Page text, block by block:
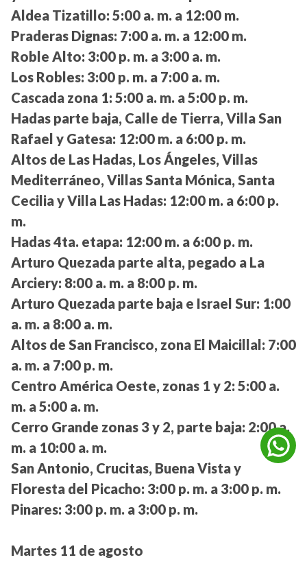
Aldea Tizatillo: 5:00 a. m. a 12:00 m.
Praderas Dignas: 7:00 a. m. a 12:00 m.
Roble Alto: 3:00 p. m. a 3:00 a. m.
Los Robles: 3:00 p. m. a 7:00 a. m.
Cascada zona 1: 5:00 a. m. a 5:00 p. m.
Hadas parte baja, Calle de Tierra, Villa San
Rafael y Gatesa: 12:00 m. a 6:00 p. m.
Altos de Las Hadas, Los Ángeles, Villas
Mediterráneo, Villas Santa Mónica, Santa
Cecilia y Villa Las Hadas: 12:00 m. a 6:00 p.
m.
Hadas 4ta. etapa: 12:00 m. a 6:00 p. m.
Arturo Quezada parte alta, pegado a La
Arciery: 8:00 a. m. a 8:00 p. m.
Arturo Quezada parte baja e Israel Sur: 1:00
a. m. a 8:00 a. m.
Altos de San Francisco, zona El Maicillal: 7:00
a. m. a 7:00 p. m.
Centro América Oeste, zonas 1 y 2: 5:00 a.
m. a 5:00 a. m.
Cerro Grande zonas 3 y 2, parte baja: 2:00 a.
m. a 10:00 a. m.
San Antonio, Crucitas, Buena Vista y
Floresta del Picacho: 3:00 p. m. a 3:00 p. m.
Pinares: 3:00 p. m. a 3:00 p. m.
Martes 11 de agosto